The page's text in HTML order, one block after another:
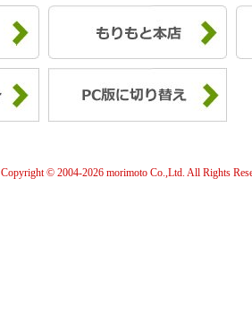
Copyright © 2004-2026 morimoto Co.,Ltd. All Rights